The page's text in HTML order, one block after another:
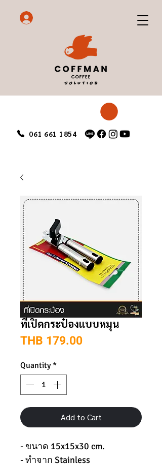
061 661 1854
ที่เปิดกระป๋องแบบหมุน
THB 179.00Price
Quantity *
Add to Cart
- ขนาด 15x15x30 cm.
- ทำจาก Stainless